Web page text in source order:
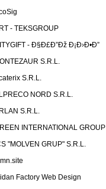
- TEKSGROUP
- Ð§Ð£Ð”Ðž Ð¡Ð›Ð•Ð”
S.R.L.
S.R.L.
NORD S.R.L.
S.R.L.
INTERNATIONAL GROUP
"MOLVEN GRUP" S.R.L.
Factory Web Design